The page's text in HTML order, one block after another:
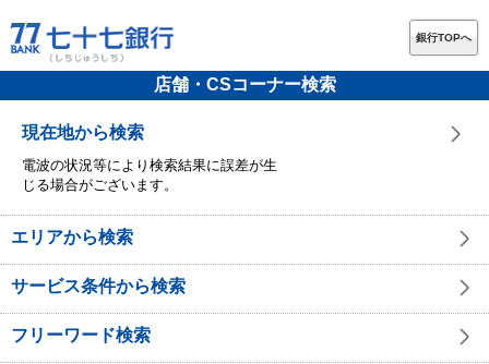
銀行TOPへ
店舗・CSコーナー検索
現在地から検索
電波の状況等により検索結果に誤差が生
じる場合がございます。
エリアから検索
サービス条件から検索
フリーワード検索